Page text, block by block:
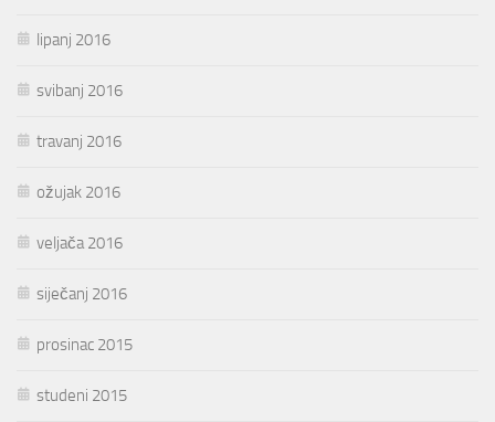
lipanj 2016
svibanj 2016
travanj 2016
ožujak 2016
veljača 2016
siječanj 2016
prosinac 2015
studeni 2015